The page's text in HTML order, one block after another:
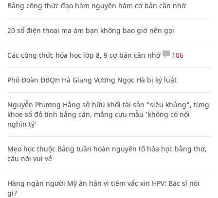
Bảng công thức đạo hàm nguyên hàm cơ bản cần nhớ
20 số điện thoại ma ám bạn không bao giờ nên gọi
Các công thức hóa học lớp 8, 9 cơ bản cần nhớ 106
Phó Đoàn ĐBQH Hà Giang Vương Ngọc Hà bị kỷ luật
Nguyễn Phương Hằng sở hữu khối tài sản "siêu khủng", từng
khoe sổ đỏ tính bằng cân, mắng cựu mẫu 'không có nổi
nghìn tỷ'
Mẹo học thuộc Bảng tuần hoàn nguyên tố hóa học bằng thơ,
câu nói vui vẻ
Hàng ngàn người Mỹ ân hận vì tiêm vắc xin HPV: Bác sĩ nói
gì?